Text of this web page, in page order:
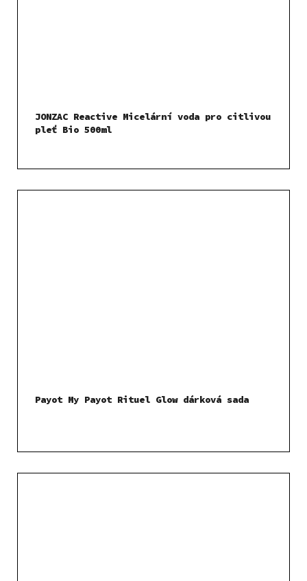
JONZAC Reactive Micelární voda pro citlivou
pleť Bio 500ml
Payot My Payot Rituel Glow dárková sada